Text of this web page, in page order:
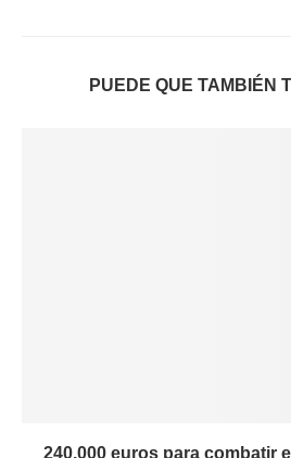
PUEDE QUE TAMBIÉN
240.000 euros para combatir